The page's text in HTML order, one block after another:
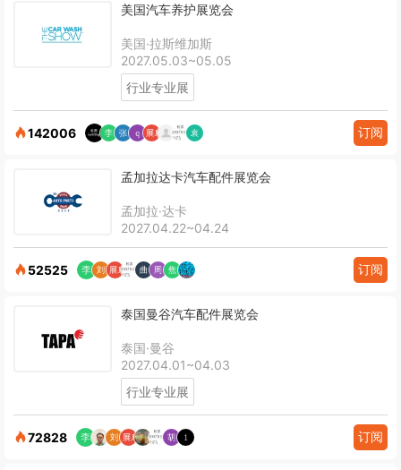
美国汽车养护展览会
美国·拉斯维加斯
2027.05.03~05.05
行业专业展
142006 订阅
孟加拉达卡汽车配件展览会
孟加拉·达卡
2027.04.22~04.24
52525 订阅
泰国曼谷汽车配件展览会
泰国·曼谷
2027.04.01~04.03
行业专业展
72828 订阅